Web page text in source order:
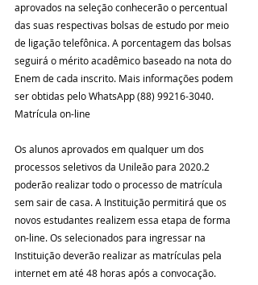
aprovados na seleção conhecerão o percentual
das suas respectivas bolsas de estudo por meio
de ligação telefônica. A porcentagem das bolsas
seguirá o mérito acadêmico baseado na nota do
Enem de cada inscrito. Mais informações podem
ser obtidas pelo WhatsApp (88) 99216-3040.
Matrícula on-line
Os alunos aprovados em qualquer um dos
processos seletivos da Unileão para 2020.2
poderão realizar todo o processo de matrícula
sem sair de casa. A Instituição permitirá que os
novos estudantes realizem essa etapa de forma
on-line. Os selecionados para ingressar na
Instituição deverão realizar as matrículas pela
internet em até 48 horas após a convocação.